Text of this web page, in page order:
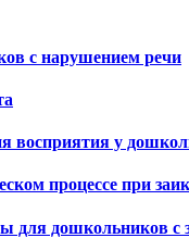
с нарушением речи
восприятия у
процессе при
для дошкольников